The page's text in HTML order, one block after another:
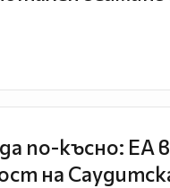
по-късно: EA
на